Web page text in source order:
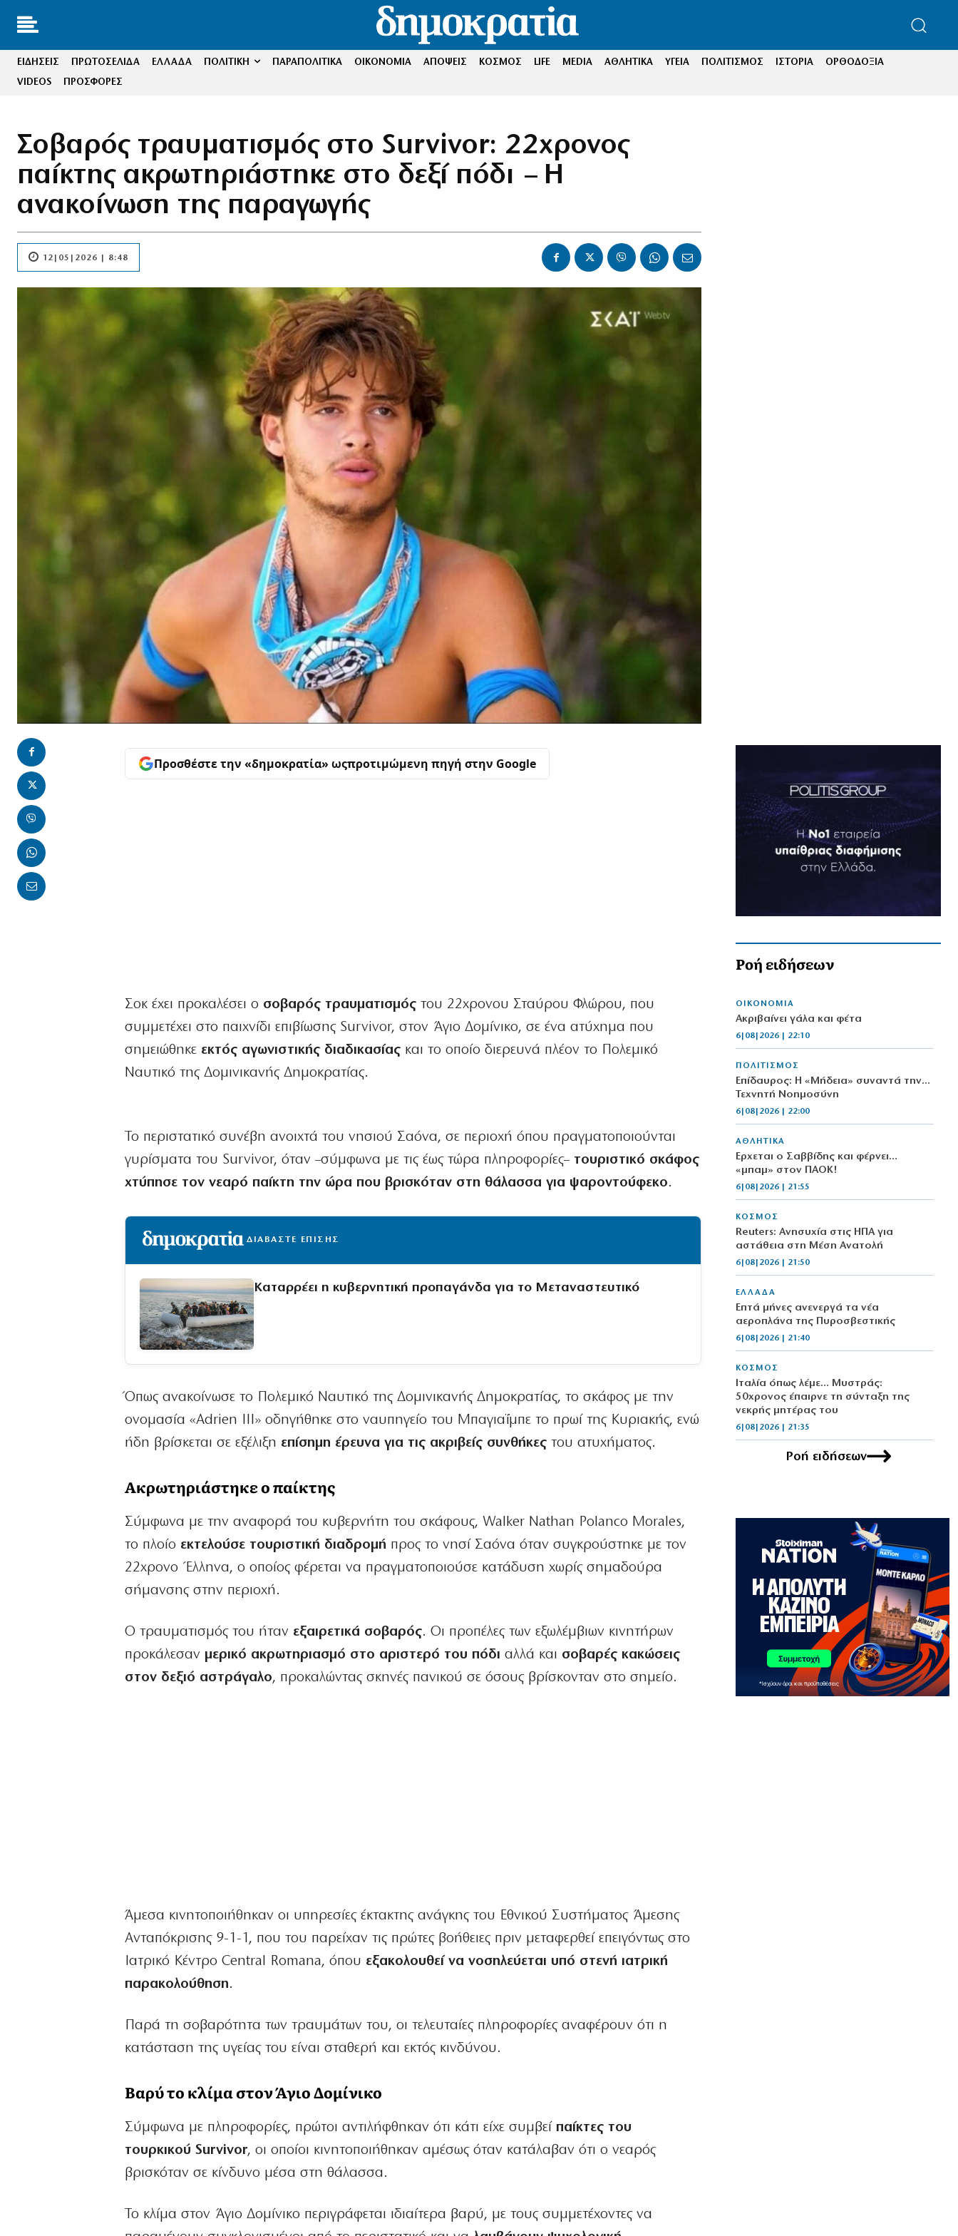
ΕΙΔΗΣΕΙΣ ΠΡΩΤΟΣΕΛΙΔΑ ΕΛΛΑΔΑ ΠΟΛΙΤΙΚΗ ΠΑΡΑΠΟΛΙΤΙΚΑ ΟΙΚΟΝΟΜΙΑ ΑΠΟΨΕΙΣ ΚΟΣΜΟΣ LIFE MEDIA ΑΘΛΗΤΙΚΑ ΥΓΕΙΑ ΠΟΛΙΤΙΣΜΟΣ ΙΣΤΟΡΙΑ
ΟΡΘΟΔΟΞΙΑ
VIDEOS
ΠΡΟΣΦΟΡΕΣ
Σοβαρός τραυματισμός στο Survivor: 22χρονος
παίκτης ακρωτηριάστηκε στο δεξί πόδι – Η
ανακοίνωση της παραγωγής
12|05|2026 | 8:48
Προσθέστε την «δημοκρατία» ωςπροτιμώμενη πηγή στην Google
Σοκ έχει προκαλέσει ο σοβαρός τραυματισμός του 22χρονου Σταύρου Φλώρου, που
συμμετέχει στο παιχνίδι επιβίωσης Survivor, στον Άγιο Δομίνικο, σε ένα ατύχημα που
σημειώθηκε εκτός αγωνιστικής διαδικασίας και το οποίο διερευνά πλέον το Πολεμικό
Ναυτικό της Δομινικανής Δημοκρατίας.
Το περιστατικό συνέβη ανοιχτά του νησιού Σαόνα, σε περιοχή όπου πραγματοποιούνται
γυρίσματα του Survivor, όταν –σύμφωνα με τις έως τώρα πληροφορίες– τουριστικό σκάφος
χτύπησε τον νεαρό παίκτη την ώρα που βρισκόταν στη θάλασσα για ψαροντούφεκο.
ΔΙΑΒΑΣΤΕ ΕΠΙΣΗΣ
Καταρρέει η κυβερνητική προπαγάνδα για το Μεταναστευτικό
Όπως ανακοίνωσε το Πολεμικό Ναυτικό της Δομινικανής Δημοκρατίας, το σκάφος με την
ονομασία «Adrien III» οδηγήθηκε στο ναυπηγείο του Μπαγιαΐμπε το πρωί της Κυριακής, ενώ
ήδη βρίσκεται σε εξέλιξη επίσημη έρευνα για τις ακριβείς συνθήκες του ατυχήματος.
Ακρωτηριάστηκε ο παίκτης
Σύμφωνα με την αναφορά του κυβερνήτη του σκάφους, Walker Nathan Polanco Morales,
το πλοίο εκτελούσε τουριστική διαδρομή προς το νησί Σαόνα όταν συγκρούστηκε με τον
22χρονο Έλληνα, ο οποίος φέρεται να πραγματοποιούσε κατάδυση χωρίς σημαδούρα
σήμανσης στην περιοχή.
Ο τραυματισμός του ήταν εξαιρετικά σοβαρός. Οι προπέλες των εξωλέμβιων κινητήρων
προκάλεσαν μερικό ακρωτηριασμό στο αριστερό του πόδι αλλά και σοβαρές κακώσεις
στον δεξιό αστράγαλο, προκαλώντας σκηνές πανικού σε όσους βρίσκονταν στο σημείο.
Άμεσα κινητοποιήθηκαν οι υπηρεσίες έκτακτης ανάγκης του Εθνικού Συστήματος Άμεσης
Ανταπόκρισης 9-1-1, που του παρείχαν τις πρώτες βοήθειες πριν μεταφερθεί επειγόντως στο
Ιατρικό Κέντρο Central Romana, όπου εξακολουθεί να νοσηλεύεται υπό στενή ιατρική
παρακολούθηση.
Παρά τη σοβαρότητα των τραυμάτων του, οι τελευταίες πληροφορίες αναφέρουν ότι η
κατάσταση της υγείας του είναι σταθερή και εκτός κινδύνου.
Βαρύ το κλίμα στον Άγιο Δομίνικο
Σύμφωνα με πληροφορίες, πρώτοι αντιλήφθηκαν ότι κάτι είχε συμβεί παίκτες του
τουρκικού Survivor, οι οποίοι κινητοποιήθηκαν αμέσως όταν κατάλαβαν ότι ο νεαρός
βρισκόταν σε κίνδυνο μέσα στη θάλασσα.
Το κλίμα στον Άγιο Δομίνικο περιγράφεται ιδιαίτερα βαρύ, με τους συμμετέχοντες να
Ροή ειδήσεων
ΟΙΚΟΝΟΜΙΑ
Aκριβαίνει γάλα και φέτα
6|08|2026 | 22:10
ΠΟΛΙΤΙΣΜΟΣ
Επίδαυρος: Η «Μήδεια» συναντά την…
Τεχνητή Νοημοσύνη
6|08|2026 | 22:00
ΑΘΛΗΤΙΚΑ
Έρχεται ο Σαββίδης και φέρνει…
«μπαμ» στον ΠΑΟΚ!
6|08|2026 | 21:55
ΚΟΣΜΟΣ
Reuters: Ανησυχία στις ΗΠΑ για
αστάθεια στη Μέση Ανατολή
6|08|2026 | 21:50
ΕΛΛΑΔΑ
Επτά μήνες ανενεργά τα νέα
αεροπλάνα της Πυροσβεστικής
6|08|2026 | 21:40
ΚΟΣΜΟΣ
Ιταλία όπως λέμε… Μυστράς:
50χρονος έπαιρνε τη σύνταξη της
νεκρής μητέρας του
6|08|2026 | 21:35
ΠΟΛΙΤΙΣΜΟΣ
Η αλήθεια για τη σχέση Βαρβιτσιώτη –
Μητσοτάκη
6|08|2026 | 21:26
ΟΙΚΟΝΟΜΙΑ
Με μισθούς Βαλκανίων και τιμές
δυτικής Ευρώπης!
6|08|2026 | 21:25
ΑΘΛΗΤΙΚΑ
Λιβάι Γκαρσία: Να πετύχουμε τους
Ροή ειδήσεων